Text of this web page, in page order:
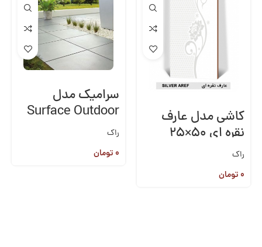
کاشی مدل عارف
نقره ای ۵۰×۲۵
راک
۰تومان
سرامیک مدل
Surface Outdoor
راک
۰تومان